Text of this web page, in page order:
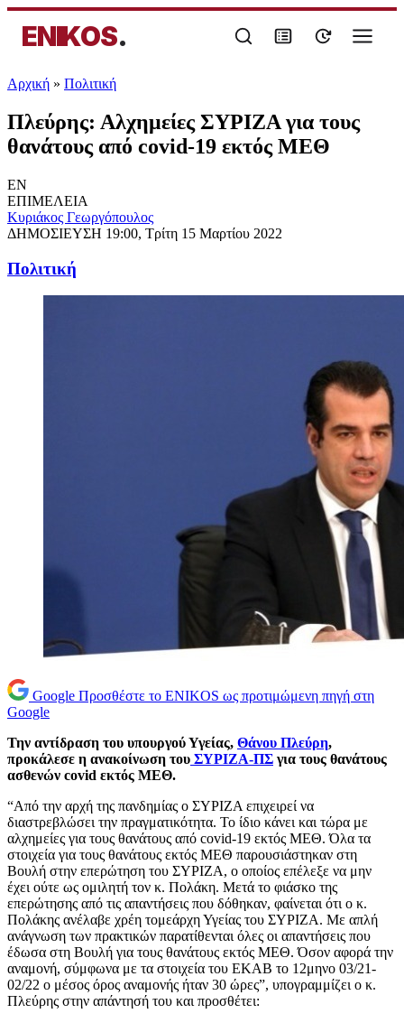
ENIKOS.
Αρχική » Πολιτική
Πλεύρης: Αλχημείες ΣΥΡΙΖΑ για τους
θανάτους από covid-19 εκτός ΜΕΘ
EN
ΕΠΙΜΕΛΕΙΑ
Κυριάκος Γεωργόπουλος
ΔΗΜΟΣΙΕΥΣΗ 19:00, Τρίτη 15 Μαρτίου 2022
Πολιτική
Google Προσθέστε το ENIKOS ως προτιμώμενη πηγή στη
Google
Την αντίδραση του υπουργού Υγείας, Θάνου Πλεύρη,
προκάλεσε η ανακοίνωση του ΣΥΡΙΖΑ-ΠΣ για τους θανάτους
ασθενών covid εκτός ΜΕΘ.
“Από την αρχή της πανδημίας ο ΣΥΡΙΖΑ επιχειρεί να
διαστρεβλώσει την πραγματικότητα. Το ίδιο κάνει και τώρα με
αλχημείες για τους θανάτους από covid-19 εκτός ΜΕΘ. Όλα τα
στοιχεία για τους θανάτους εκτός ΜΕΘ παρουσιάστηκαν στη
Βουλή στην επερώτηση του ΣΥΡΙΖΑ, ο οποίος επέλεξε να μην
έχει ούτε ως ομιλητή τον κ. Πολάκη. Μετά το φιάσκο της
επερώτησης από τις απαντήσεις που δόθηκαν, φαίνεται ότι ο κ.
Πολάκης ανέλαβε χρέη τομεάρχη Υγείας του ΣΥΡΙΖΑ. Με απλή
ανάγνωση των πρακτικών παρατίθενται όλες οι απαντήσεις που
έδωσα στη Βουλή για τους θανάτους εκτός ΜΕΘ. Όσον αφορά την
αναμονή, σύμφωνα με τα στοιχεία του ΕΚΑΒ το 12μηνο 03/21-
02/22 ο μέσος όρος αναμονής ήταν 30 ώρες”, υπογραμμίζει ο κ.
Πλεύρης στην απάντησή του και προσθέτει: